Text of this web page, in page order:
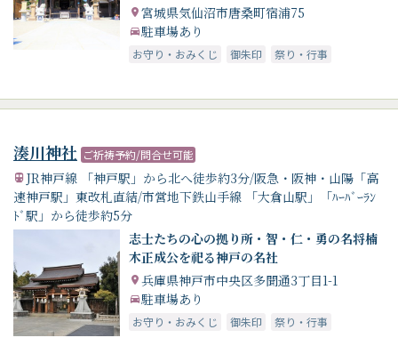
宮城県気仙沼市唐桑町宿浦75
駐車場あり
お守り・おみくじ 御朱印 祭り・行事
湊川神社 ご祈祷予約/問合せ可能
JR神戸線 「神戸駅」から北へ徒歩約3分/阪急・阪神・山陽「高
速神戸駅」東改札直結/市営地下鉄山手線 「大倉山駅」「ﾊｰﾊﾞｰﾗﾝ
ﾄﾞ駅」から徒歩約5分
志士たちの心の拠り所・智・仁・勇の名将楠
木正成公を祀る神戸の名社
兵庫県神戸市中央区多聞通3丁目1-1
駐車場あり
お守り・おみくじ 御朱印 祭り・行事